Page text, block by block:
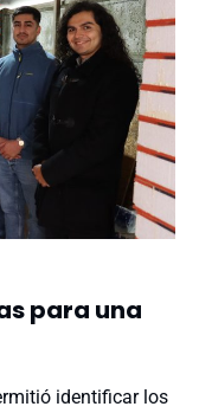
para una
identificar los